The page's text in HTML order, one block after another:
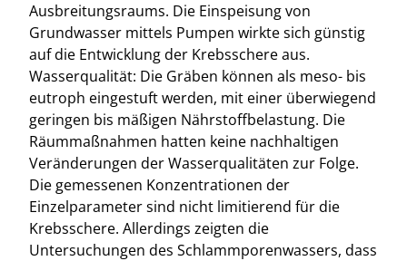
Ausbreitungsraums. Die Einspeisung von
Grundwasser mittels Pumpen wirkte sich günstig
auf die Entwicklung der Krebsschere aus.
Wasserqualität: Die Gräben können als meso- bis
eutroph eingestuft werden, mit einer überwiegend
geringen bis mäßigen Nährstoffbelastung. Die
Räummaßnahmen hatten keine nachhaltigen
Veränderungen der Wasserqualitäten zur Folge.
Die gemessenen Konzentrationen der
Einzelparameter sind nicht limitierend für die
Krebsschere. Allerdings zeigten die
Untersuchungen des Schlammporenwassers, dass